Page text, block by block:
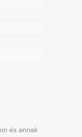
és annak